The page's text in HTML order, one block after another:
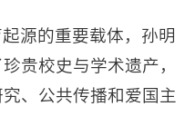
源的重要载体，孙明
贵校史与学术遗产，
、公共传播和爱国主